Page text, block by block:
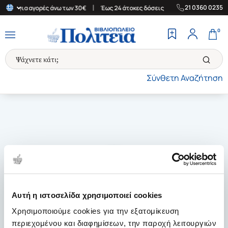
Αυτή η ιστοσελίδα χρησιμοποιεί cookies
Χρησιμοποιούμε cookies για την εξατομίκευση
περιεχομένου και διαφημίσεων, την παροχή λειτουργιών
για αγορές άνω των 30€ Έως 24 άτοκες δόσεις | Δωρεάν
21 0360 0235
Σύνθετη Αναζήτηση
0